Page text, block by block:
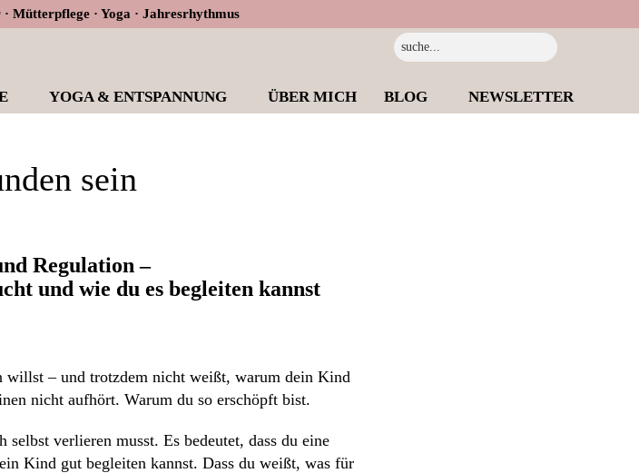
Mütterpflege · Yoga · Jahresrhythmus
Suche...
YOGA & ENTSPANNUNG ÜBER MICH BLOG NEWSLETTER
sein
Regulation –
und wie du es begleiten kannst
willst – und trotzdem nicht weißt, warum dein Kind
nicht aufhört. Warum du so erschöpft bist.
verlieren musst. Es bedeutet, dass du eine
Kind gut begleiten kannst. Dass du weißt, was für